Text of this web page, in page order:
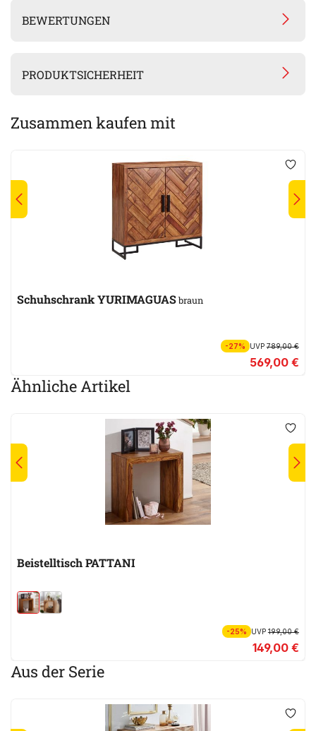
BEWERTUNGEN
PRODUKTSICHERHEIT
Zusammen kaufen mit
Schuhschrank YURIMAGUASbraun
-27% UVP789,00 €
569,00 €
Ähnliche Artikel
Beistelltisch PATTANI
-25% UVP199,00 €
149,00 €
Aus der Serie